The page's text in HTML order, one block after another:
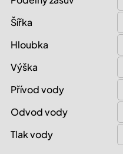
Šířka
Hloubka
Výška
Přívod vody
Odvod vody
Tlak vody